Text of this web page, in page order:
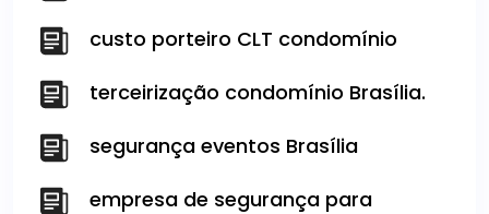
custo porteiro CLT condomínio
terceirização condomínio Brasília.
segurança eventos Brasília
empresa de segurança para